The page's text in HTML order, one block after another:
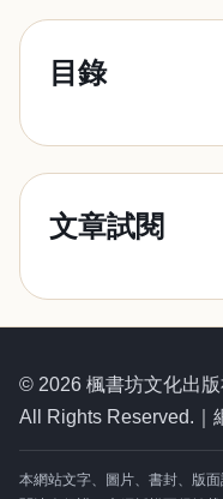
目錄
文章試閱
© 2026 楓書坊文化出版
All Rights Reserved.｜
本網站文字、圖片、書封、版